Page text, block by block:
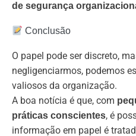
de segurança
Conclusão
O papel pode ser discreto,
negligenciarmos, podemos
valiosos da organização.
A boa notícia é que, com
práticas conscientes, é
informação em papel é